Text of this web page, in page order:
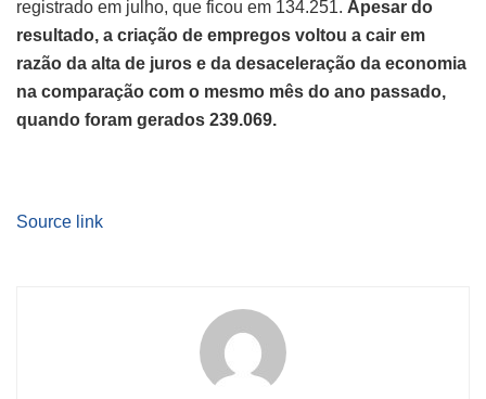
registrado em julho, que ficou em 134.251. Apesar do
resultado, a criação de empregos voltou a cair em
razão da alta de juros e da desaceleração da economia
na comparação com o mesmo mês do ano passado,
quando foram gerados 239.069.
Source link